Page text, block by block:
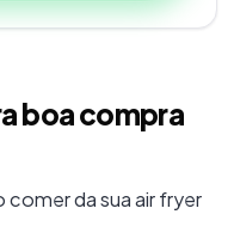
boa compra
comer da sua air fryer